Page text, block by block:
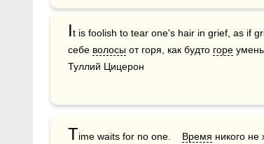
It is foolish to tear one's hair in grief, as if
себе волосы от горя, как будто горе
Туллий Цицерон
Time waits for no one. Время никого не